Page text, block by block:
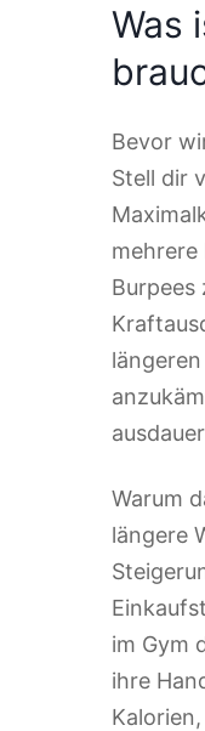
Was
Bevor
Stell dir
mehrere
Burpees
Warum
längere
im Gym
ihre